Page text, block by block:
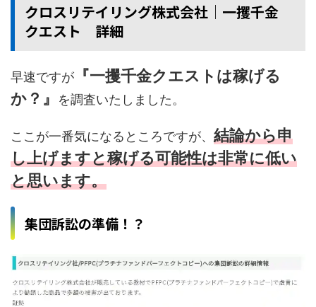
クロスリテイリング株式会社│一攫千金
クエスト 詳細
早速ですが
『一攫千金クエストは稼げる
か？』
を調査いたしました。
ここが一番気になるところですが、 結論から申
し上げますと稼げる可能性は非常に低い
と思います。
集団訴訟の準備！？